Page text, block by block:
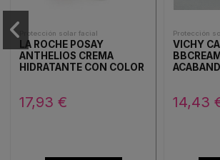
Protección solar facial
LA ROCHE POSAY
ANTHELIOS CREMA
HIDRATANTE CON COLOR
17,93 €
Protección
VICHY
14,43